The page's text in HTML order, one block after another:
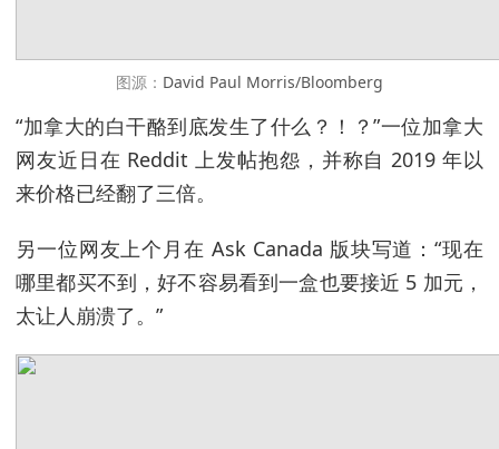
图源： David Paul Morris/Bloomberg
“加拿大的白干酪到底发生了什么？！？”一位加拿大
网友近日在 Reddit 上发帖抱怨，并称自 2019 年以
来价格已经翻了三倍。
另一位网友上个月在 Ask Canada 版块写道：“现在
哪里都买不到，好不容易看到一盒也要接近 5 加元，
太让人崩溃了。”